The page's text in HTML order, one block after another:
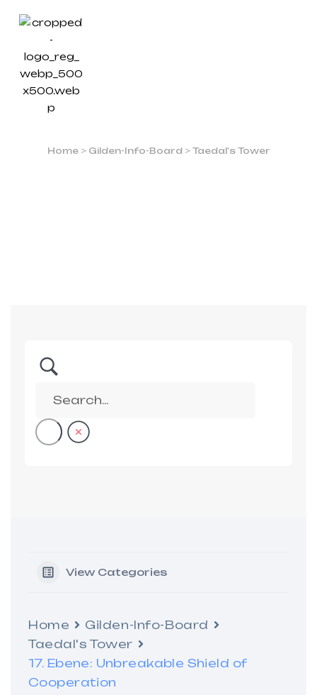
17.EBENE: UNBREAKABLE
SHIELD OF COOPERATION
Home> Gilden-Info-Board> Taedal's Tower
View Categories
Home
Gilden-Info-Board
Taedal's Tower
17. Ebene: Unbreakable Shield of
Cooperation